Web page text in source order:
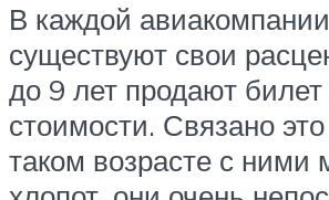
В каждой авиакомпании
существуют свои
до 9 лет продают
стоимости. Связано
таком возрасте с ними